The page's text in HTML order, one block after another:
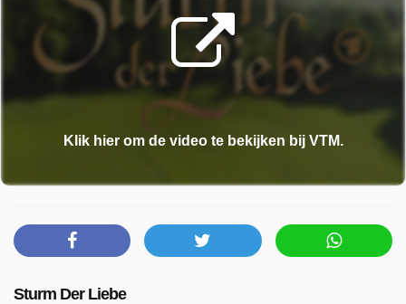
Klik hier om de video te bekijken bij VTM.
Sturm Der Liebe